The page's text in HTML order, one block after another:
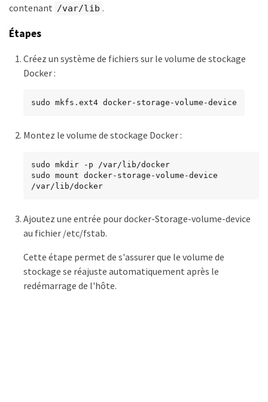
contenant /var/lib .
Étapes
Créez un système de fichiers sur le volume de stockage
Docker :
sudo mkfs.ext4 docker-storage-volume-device
Montez le volume de stockage Docker :
sudo mkdir -p /var/lib/docker
sudo mount docker-storage-volume-device
/var/lib/docker
Ajoutez une entrée pour docker-Storage-volume-device
au fichier /etc/fstab.
Cette étape permet de s'assurer que le volume de
stockage se réajuste automatiquement après le
redémarrage de l'hôte.